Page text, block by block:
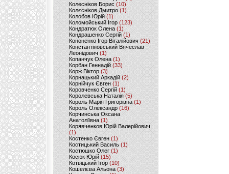
Колесніков Борис (10)
Колєсніков Дмитро (1)
Колобов Юрій (1)
Коломойський Ігор (123)
Кондратюк Олена(1)
Кондрашенко Сергій (1)
Кононенко Ігор Віталійович (21)
Константіновський Вячеслав
Леонідович (1)
Копанчук Олена (1)
Корбан Геннадій (33)
Корж Віктор (3)
Корнацький Аркадій (2)
Корнійчук Євген (1)
Коровченко Сергій (1)
Королевська Наталія(5)
Король Марія Григорівна (1)
Король Олександр (16)
Корчинська Оксана
Анатоліївна (1)
Корявченков Юрій Валерійович
(1)
Костенко Євген (1)
Костицький Василь (1)
Костюшко Олег (1)
Косюк Юрій (15)
Котвіцький Ігор (10)
Кошелєва Альона(3)